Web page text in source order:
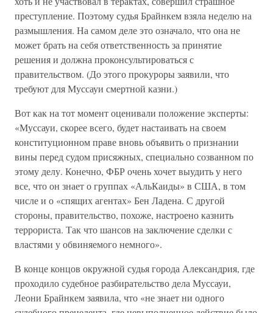
преступление. Поэтому судья Брайнкем взяла неделю на
размышления. На самом деле это означало, что она не
может брать на себя ответственность за принятие
решения и должна проконсультироваться с
правительством. (До этого прокуроры заявили, что
требуют для Муссауи смертной казни.)
Вот как на тот момент оценивали положение эксперты:
«Муссауи, скорее всего, будет настаивать на своем
конституционном праве вновь объявить о признании
вины перед судом присяжных, специально созванном по
этому делу. Конечно, ФБР очень хочет выудить у него
все, что он знает о группах «АльКаиды» в США, в том
числе и о «спящих агентах» Бен Ладена. С другой
стороны, правительство, похоже, настроено казнить
террориста. Так что шансов на заключение сделки с
властями у обвиняемого немного».
В конце концов окружной судья города Александрия, где
проходило судебное разбирательство дела Муссауи,
Леони Брайнкем заявила, что «не знает ни одного